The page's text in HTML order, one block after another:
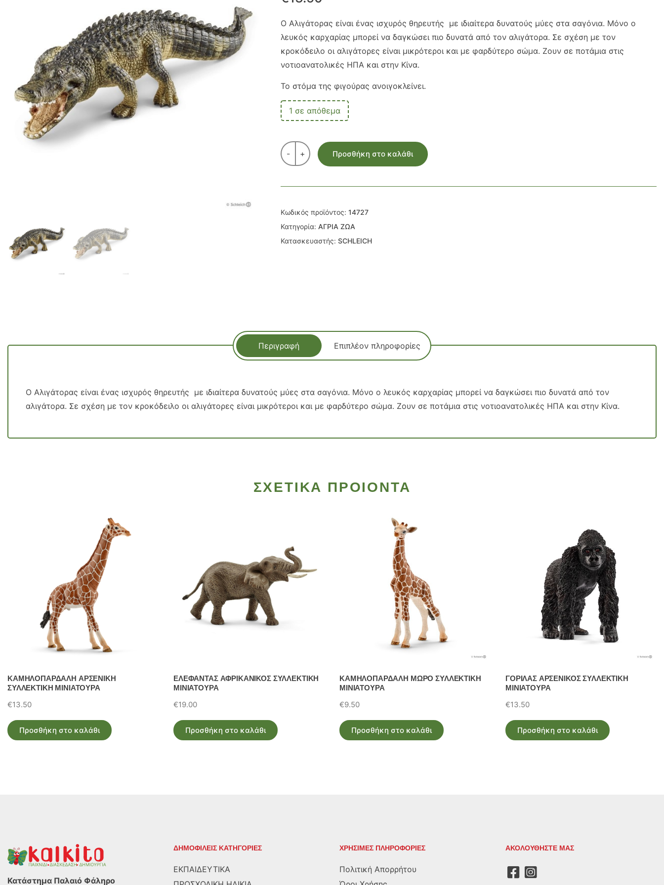
Ο Αλιγάτορας είναι ένας ισχυρός θηρευτής με ιδιαίτερα δυνατούς μύες στα σαγόνια. Μόνο ο
λευκός καρχαρίας μπορεί να δαγκώσει πιο δυνατά από τον αλιγάτορα. Σε σχέση με τον
κροκόδειλο οι αλιγάτορες είναι μικρότεροι και με φαρδύτερο σώμα. Ζουν σε ποτάμια στις
νοτιοανατολικές ΗΠΑ και στην Κίνα.
Το στόμα της φιγούρας ανοιγοκλείνει.
1 σε απόθεμα
- + Προσθήκη στο καλάθι
Κωδικός προϊόντος: 14727
Κατηγορία: ΑΓΡΙΑ ΖΩΑ
Κατασκευαστής: SCHLEICH
Περιγραφή Επιπλέον πληροφορίες
Ο Αλιγάτορας είναι ένας ισχυρός θηρευτής με ιδιαίτερα δυνατούς μύες στα σαγόνια. Μόνο ο λευκός καρχαρίας μπορεί να δαγκώσει πιο δυνατά από τον
αλιγάτορα. Σε σχέση με τον κροκόδειλο οι αλιγάτορες είναι μικρότεροι και με φαρδύτερο σώμα. Ζουν σε ποτάμια στις νοτιοανατολικές ΗΠΑ και στην Κίνα.
ΣΧΕΤΙΚΑ ΠΡΟΙΟΝΤΑ
ΚΑΜΗΛΟΠΑΡΔΑΛΗ ΑΡΣΕΝΙΚΗ
ΣΥΛΛΕΚΤΙΚΗ ΜΙΝΙΑΤΟΥΡΑ
€13.50
Προσθήκη στο καλάθι
ΕΛΕΦΑΝΤΑΣ ΑΦΡΙΚΑΝΙΚΟΣ ΣΥΛΛΕΚΤΙΚΗ
ΜΙΝΙΑΤΟΥΡΑ
€19.00
Προσθήκη στο καλάθι
ΚΑΜΗΛΟΠΑΡΔΑΛΗ ΜΩΡΟ ΣΥΛΛΕΚΤΙΚΗ
ΜΙΝΙΑΤΟΥΡΑ
€9.50
Προσθήκη στο καλάθι
ΓΟΡΙΛΑΣ ΑΡΣΕΝΙΚΟΣ ΣΥΛΛΕΚΤΙΚΗ
ΜΙΝΙΑΤΟΥΡΑ
€13.50
Προσθήκη στο καλάθι
Κατάστημα Παλαιό Φάληρο
ΔΗΜΟΦΙΛΕΙΣ ΚΑΤΗΓΟΡΙΕΣ
ΕΚΠΑΙΔΕΥΤΙΚΑ
ΧΡΗΣΙΜΕΣ ΠΛΗΡΟΦΟΡΙΕΣ
Πολιτική Απορρήτου
ΑΚΟΛΟΥΘΗΣΤΕ ΜΑΣ